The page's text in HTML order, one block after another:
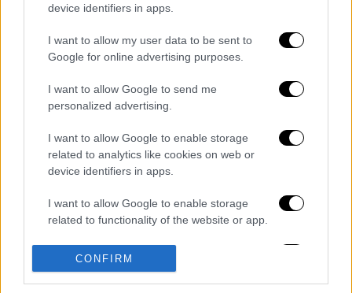
device identifiers in apps.
I want to allow my user data to be sent to
Google for online advertising purposes.
I want to allow Google to send me
personalized advertising.
I want to allow Google to enable storage
related to analytics like cookies on web or
device identifiers in apps.
I want to allow Google to enable storage
related to functionality of the website or app.
I want to allow Google to enable storage
related to personalization.
CONFIRM
Διαβάστε ακόμη
«Ήταν πολύ σκληρό, αρχίσαμε να
προσευχόμαστε»: Συγκλονιστικές
μαρτυρίες για τον σεισμό των 7,6 Ρίχτερ
Κλέαρχος Μαρουσάκης: Επικίνδυνες οι
επόμενες μέρες με έως 9 μποφόρ - Οι
περιοχές που θα επηρεαστούν
«Το παιχνίδι τελείωσε»: Η στιγμή που
αστυνομικοί εντοπίζουν stalker κρυμμένο